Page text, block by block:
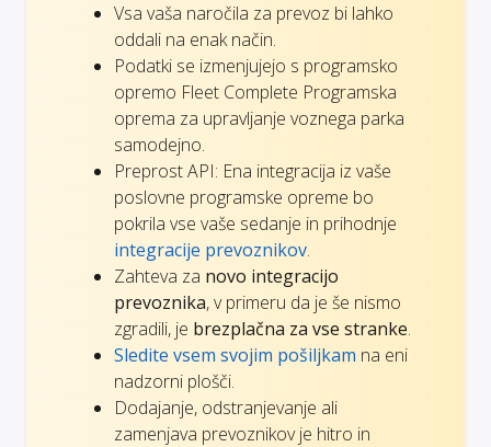
Vsa vaša naročila za prevoz bi lahko
oddali na enak način.
Podatki se izmenjujejo s programsko
opremo Fleet Complete Programska
oprema za upravljanje voznega parka
samodejno.
Preprost API: Ena integracija iz vaše
poslovne programske opreme bo
pokrila vse vaše sedanje in prihodnje
integracije prevoznikov.
Zahteva za novo integracijo
prevoznika, v primeru da je še nismo
zgradili, je brezplačna za vse stranke.
Sledite vsem svojim pošiljkam na eni
nadzorni plošči.
Dodajanje, odstranjevanje ali
zamenjava prevoznikov je hitro in